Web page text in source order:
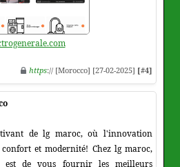
https:// [Morocco] [27-02-2025] [#4]
de lg maroc, où l'innovation
et modernité! Chez lg maroc,
est de vous fournir les meilleurs